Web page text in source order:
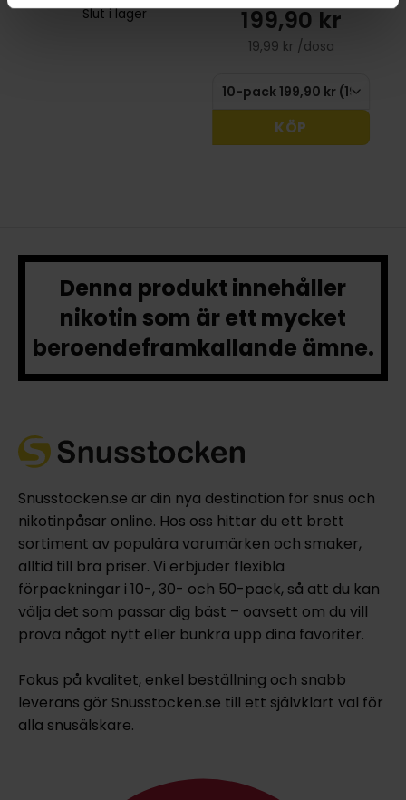
Slut i lager 199,90 kr
19,99 kr /dosa
KÖP
Denna produkt innehåller
nikotin som är ett mycket
beroendeframkallande ämne.
Snusstocken.se är din nya destination för snus och
nikotinpåsar online. Hos oss hittar du ett brett
sortiment av populära varumärken och smaker,
alltid till bra priser. Vi erbjuder flexibla
förpackningar i 10-, 30- och 50-pack, så att du kan
välja det som passar dig bäst – oavsett om du vill
prova något nytt eller bunkra upp dina favoriter.
Fokus på kvalitet, enkel beställning och snabb
leverans gör Snusstocken.se till ett självklart val för
alla snusälskare.